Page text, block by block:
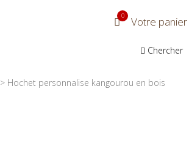
0 Votre panier
Chercher
> Hochet personnalise kangourou en bois